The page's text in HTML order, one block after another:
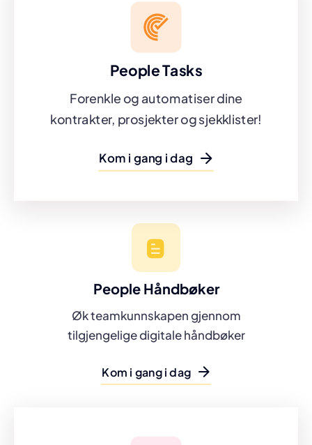
People Tasks
Forenkle og automatiser dine
kontrakter, prosjekter og sjekklister!
Kom i gang i dag
People Håndbøker
Øk teamkunnskapen gjennom
tilgjengelige digitale håndbøker
Kom i gang i dag